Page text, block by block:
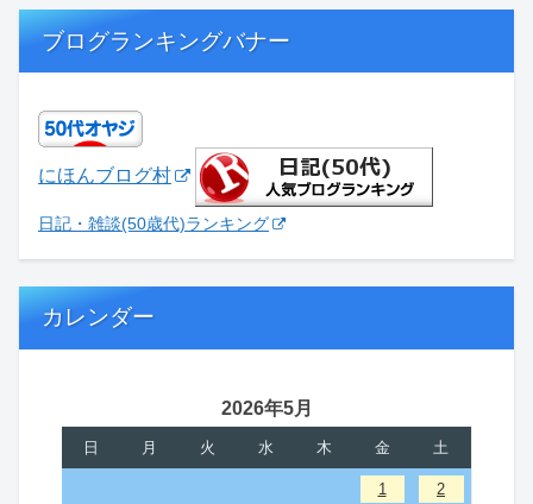
ブログランキングバナー
にほんブログ村
日記・雑談(50歳代)ランキング
カレンダー
2026年5月
日 月 火 水 木 金 土
1 2